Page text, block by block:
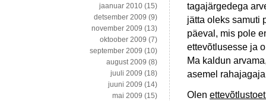
tagajärgedega
jätta oleks samuti
päeval, mis pole
ettevõtlusesse ja
Ma kaldun
asemel
Olen
jaanuar 2010 (15)
detsember 2009 (9)
november 2009 (13)
oktoober 2009 (7)
september 2009 (10)
august 2009 (8)
juuli 2009 (18)
juuni 2009 (14)
mai 2009 (15)